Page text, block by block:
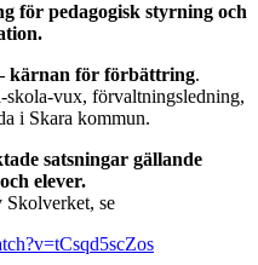
för pedagogisk styrning och
kärnan för förbättring.
skola-vux, förvaltningsledning,
i Skara kommun.
satsningar gällande
elever.
Skolverket, se